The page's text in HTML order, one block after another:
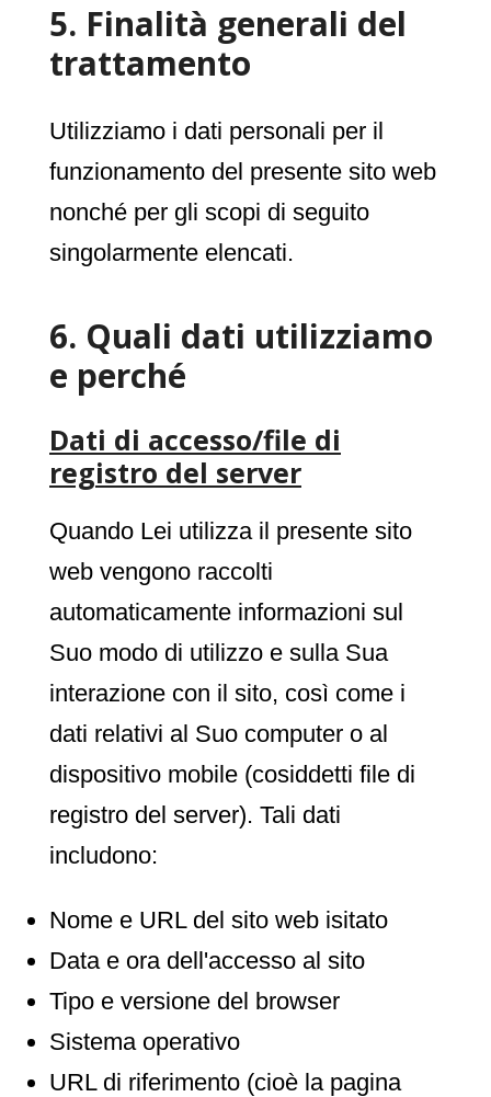
5. Finalità generali del
trattamento
Utilizziamo i dati personali per il
funzionamento del presente sito web
nonché per gli scopi di seguito
singolarmente elencati.
6. Quali dati utilizziamo
e perché
Dati di accesso/file di
registro del server
Quando Lei utilizza il presente sito
web vengono raccolti
automaticamente informazioni sul
Suo modo di utilizzo e sulla Sua
interazione con il sito, così come i
dati relativi al Suo computer o al
dispositivo mobile (cosiddetti file di
registro del server). Tali dati
includono:
Nome e URL del sito web isitato
Data e ora dell'accesso al sito
Tipo e versione del browser
Sistema operativo
URL di riferimento (cioè la pagina